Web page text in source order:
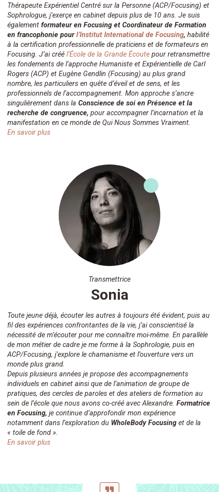
Thérapeute Expérientiel Centré sur la Personne (ACP/Focusing) et
Sophrologue, j’exerçe en cabinet depuis plus de 10 ans. Je suis
également formateur en Focusing et Coordinateur de Formation
en francophonie pourl’Institut International de Focusing, habilité
à la certification professionnelle de praticiens et de formateurs en
Focusing. J’ai créé l’École de la Grande Écoute pour retransmettre
les fondements de l’approche Humaniste et Expérientielle de Carl
Rogers (ACP) et Eugène Gendlin (Focusing) au plus grand
nombre, les particuliers en quête d’éveil et de sens, et les
professionnels de l’accompagnement. Mon approche s’ancre
singulièrement dans la Conscience de soi en Présence et la
recherche de congruence, pour accompagner l’incarnation et la
manifestation en ce monde de Qui Nous Sommes Vraiment.
En savoir plus
Transmettrice
Sonia
Toute jeune déjà, écouter les autres à toujours été évident, puis au
fil des expériences confrontantes de la vie, j’ai conscientisé la
nécessité de m’écouter pour me connaître moi-même. En parallèle
de mon métier de cadre je me forme à la Sophrologie, puis en
ACP/Focusing, j’explore le chamanisme et l’ouverture vers un
monde plus grand.
Depuis plusieurs années je propose des accompagnements
individuels en cabinet ainsi que de l’animation de groupe de
pratiques, des cercles de paroles et des ateliers de formation au
sein de l’école que nous avons co-créé avec Alexandre. Formatrice
en Focusing, je continue d’approfondir mon expérience
notamment dans l’exploration du WholeBody Focusing et de la
« toile de fond ».
En savoir plus